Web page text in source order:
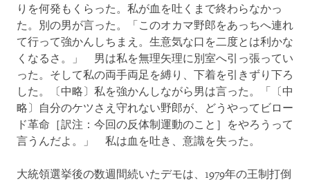
りを何発もくらった。私が血を吐くまで終わらなかっ
た。別の男が言った。「このオカマ野郎をあっちへ連れ
て行って強かんしちまえ。生意気な口を二度とは利かな
くなるさ。」 男は私を無理矢理に別室へ引っ張ってい
った。そして私の両手両足を縛り、下着を引きずり下ろ
した。〔中略〕私を強かんしながら男は言った。「〔中
略〕自分のケツさえ守れない野郎が、どうやってビロー
ド革命［訳注：今回の反体制運動のこと］をやろうって
言うんだよ。」 私は血を吐き、意識を失った。
大統領選挙後の数週間続いたデモは、1979年の王制打倒